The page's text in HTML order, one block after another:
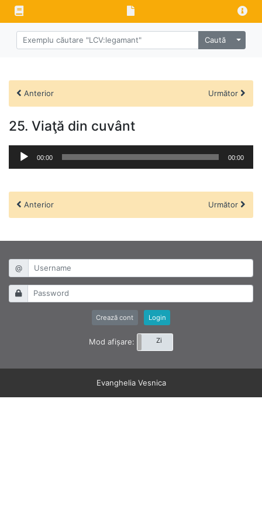
Caută
Anterior Următor
25. Viaţă din cuvânt
Audio
Player
00:00 00:00
Anterior Următor
@
Crează cont Login
Mod afișare:
Noapte Zi
Evanghelia Vesnica